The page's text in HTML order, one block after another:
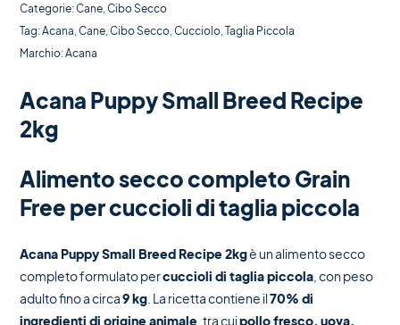
Categorie:Cane,Cibo Secco
Tag:Acana,Cane,Cibo Secco,Cucciolo,Taglia Piccola
Marchio:Acana
Acana Puppy Small Breed Recipe
2kg
Alimento secco completo Grain
Free per cuccioli di taglia piccola
Acana Puppy Small Breed Recipe 2kgè un alimento secco
completo formulato percuccioli di taglia piccola , con peso
adulto fino a circa9 kg . La ricetta contiene il70% di
ingredienti di origine animale , tra cuipollo fresco, uova,